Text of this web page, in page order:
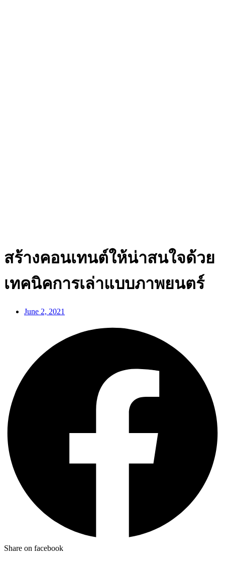
สร้างคอนเทนต์ให้น่าสนใจด้วย
เทคนิคการเล่าแบบภาพยนตร์
June 2, 2021
Share on facebook